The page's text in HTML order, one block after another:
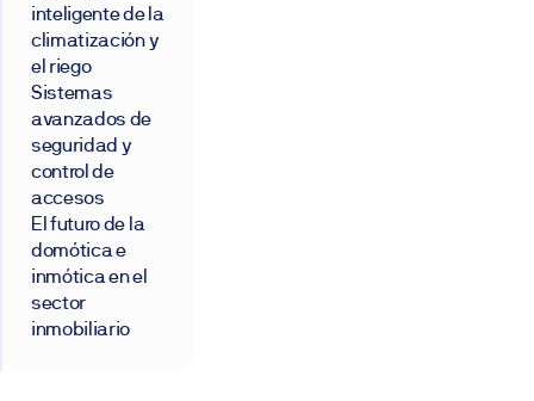
inteligente de la
climatización y
el riego
Sistemas
avanzados de
seguridad y
control de
accesos
El futuro de la
domótica e
inmótica en el
sector
inmobiliario